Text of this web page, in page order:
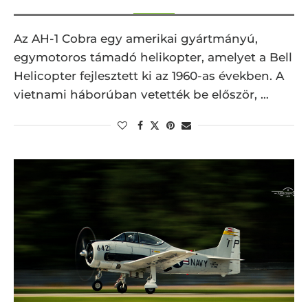
Az AH-1 Cobra egy amerikai gyártmányú,
egymotoros támadó helikopter, amelyet a Bell
Helicopter fejlesztett ki az 1960-as években. A
vietnami háborúban vetették be először, …